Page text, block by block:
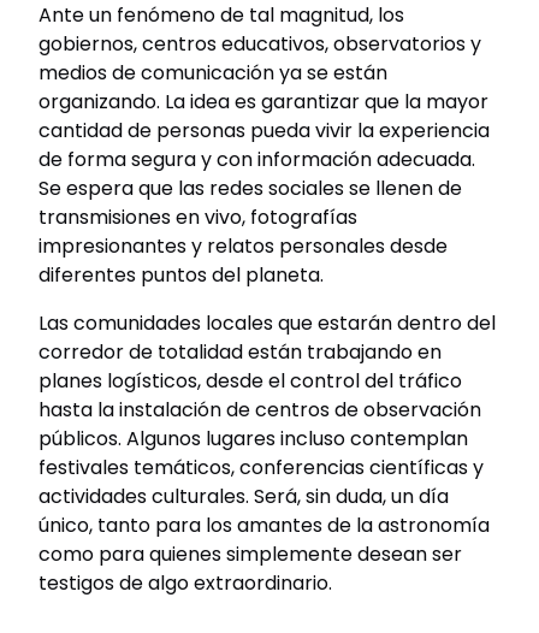
Ante un fenómeno de tal magnitud, los
gobiernos, centros educativos, observatorios y
medios de comunicación ya se están
organizando. La idea es garantizar que la mayor
cantidad de personas pueda vivir la experiencia
de forma segura y con información adecuada.
Se espera que las redes sociales se llenen de
transmisiones en vivo, fotografías
impresionantes y relatos personales desde
diferentes puntos del planeta.
Las comunidades locales que estarán dentro del
corredor de totalidad están trabajando en
planes logísticos, desde el control del tráfico
hasta la instalación de centros de observación
públicos. Algunos lugares incluso contemplan
festivales temáticos, conferencias científicas y
actividades culturales. Será, sin duda, un día
único, tanto para los amantes de la astronomía
como para quienes simplemente desean ser
testigos de algo extraordinario.